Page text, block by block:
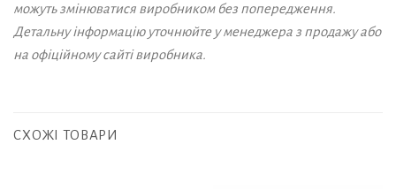
можуть змінюватися виробником без попередження.
Детальну інформацію уточнюйте у менеджера з продажу або
на офіційному сайті виробника.
СХОЖІ ТОВАРИ